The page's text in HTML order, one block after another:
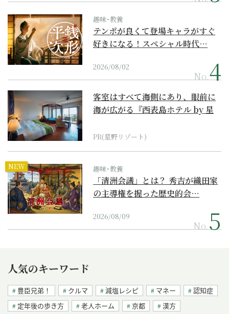
趣味･教養
テンポが良くて登場キャラがすぐ
好きになる！スペシャル時代…
2026/08/02
No.
客室はすべて海側にあり、眼前に
海が広がる『西表島ホテル by 星
PR(星野リゾート)
NEW 趣味･教養
「清洲会議」とは？ 秀吉が織田家
の主導権を握った歴史的会…
2026/08/09
No.
人気のキーワード
豊臣兄弟！ クルマ 減塩レシピ マネー
認知症
定年後の歩き方
老人ホーム 京都 漢方